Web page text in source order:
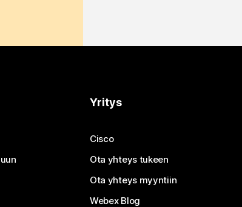
Yritys
Cisco
Ota yhteys tukeen
Ota yhteys myyntiin
Webex Blog